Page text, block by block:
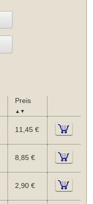
Preis
▲▼
11,45 €
8,85 €
2,90 €